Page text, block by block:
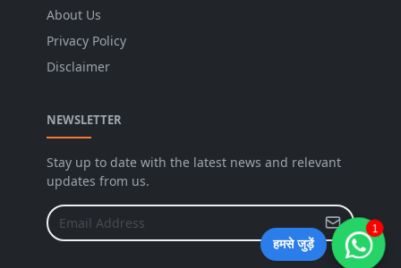
About Us
Privacy Policy
Disclaimer
NEWSLETTER
Stay up to date with the latest news and relevant
updates from us.
हमसे जुड़ें
1